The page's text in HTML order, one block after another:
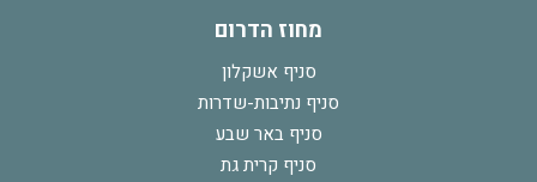
מחוז הדרום
סניף אשקלון
סניף נתיבות-שדרות
סניף באר שבע
סניף קרית גת